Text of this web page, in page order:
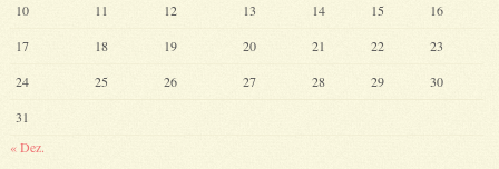
10
11 12 13 14 15
16
17
18 19 20 21 22
23
24
25 26 27 28 29
30
31
« Dez.